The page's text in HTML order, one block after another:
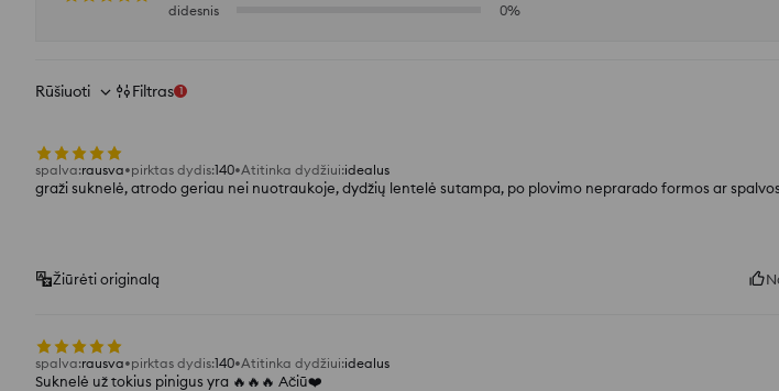
didesnis
0%
Rūšiuoti Filtras 1
spalva:rausva pirktas dydis:140 Atitinka dydžiui:idealus
graži suknelė, atrodo geriau nei nuotraukoje, dydžių lentelė sutampa, po plovimo neprarado formos ar
Žiūrėti originalą
spalva:rausva pirktas dydis:140 Atitinka dydžiui:idealus
Suknelė už tokius pinigus yra 🔥🔥🔥 Ačiū❤️